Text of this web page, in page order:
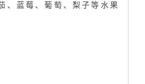
、蓝莓、葡萄、梨子等水果